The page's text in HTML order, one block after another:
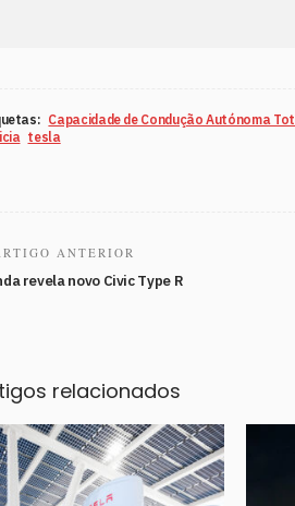
Capacidade de Condução Autónoma
tesla
ANTERIOR
revela novo Civic Type R
relacionados